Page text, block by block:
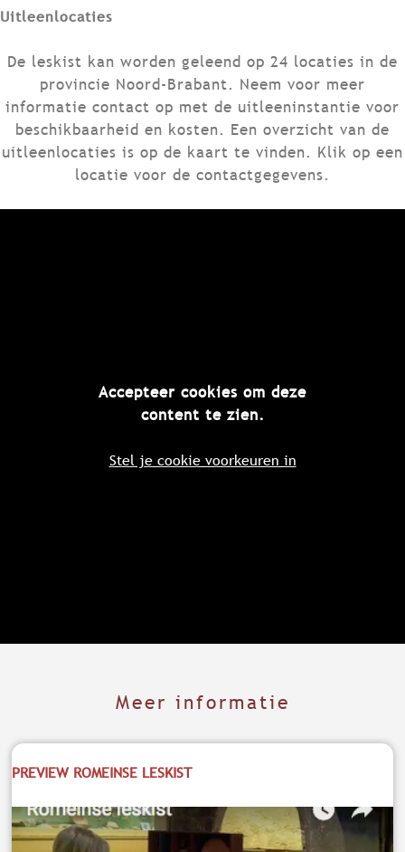
Uitleenlocaties
De leskist kan worden geleend op 24 locaties in de
provincie Noord-Brabant. Neem voor meer
informatie contact op met de uitleeninstantie voor
beschikbaarheid en kosten. Een overzicht van de
uitleenlocaties is op de kaart te vinden. Klik op een
locatie voor de contactgegevens.
Accepteer cookies om deze
content te zien.
Stel je cookie voorkeuren in
Meer informatie
PREVIEW ROMEINSE LESKIST
P
R